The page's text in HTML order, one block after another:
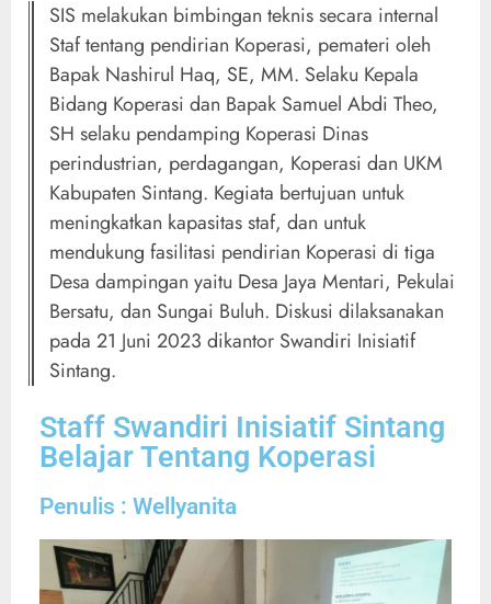
SIS melakukan bimbingan teknis secara internal
Staf tentang pendirian Koperasi, pemateri oleh
Bapak Nashirul Haq, SE, MM. Selaku Kepala
Bidang Koperasi dan Bapak Samuel Abdi Theo,
SH selaku pendamping Koperasi Dinas
perindustrian, perdagangan, Koperasi dan UKM
Kabupaten Sintang. Kegiata bertujuan untuk
meningkatkan kapasitas staf, dan untuk
mendukung fasilitasi pendirian Koperasi di tiga
Desa dampingan yaitu Desa Jaya Mentari, Pekulai
Bersatu, dan Sungai Buluh. Diskusi dilaksanakan
pada 21 Juni 2023 dikantor Swandiri Inisiatif
Sintang.
Staff Swandiri Inisiatif Sintang
Belajar Tentang Koperasi
Penulis : Wellyanita